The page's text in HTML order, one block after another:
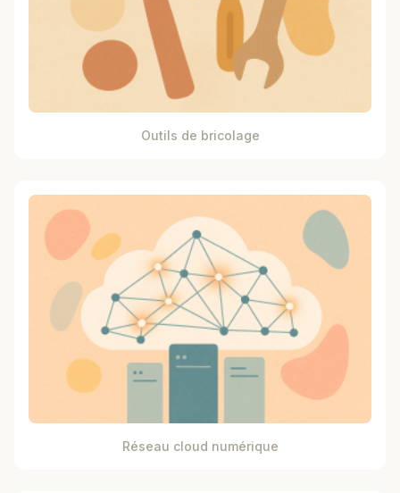
Outils de bricolage
Réseau cloud numérique